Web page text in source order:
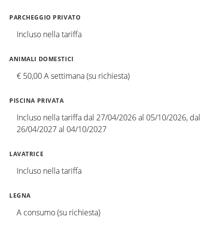
PARCHEGGIO PRIVATO
Incluso nella tariffa
ANIMALI DOMESTICI
€ 50,00 A settimana (su richiesta)
PISCINA PRIVATA
Incluso nella tariffa dal 27/04/2026 al 05/10/2026, dal
26/04/2027 al 04/10/2027
LAVATRICE
Incluso nella tariffa
LEGNA
A consumo (su richiesta)